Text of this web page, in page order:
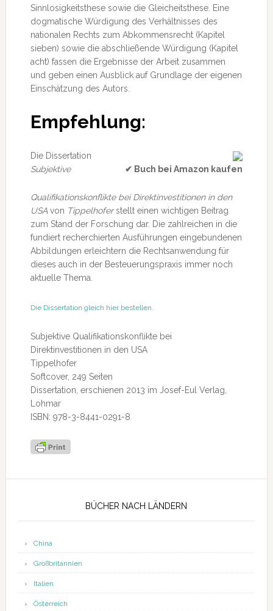
Sinnlosigkeitsthese sowie die Gleicheitsthese. Eine
dogmatische Würdigung des Verhältnisses des
nationalen Rechts zum Abkommensrecht (Kapitel
sieben) sowie die abschließende Würdigung (Kapitel
acht) fassen die Ergebnisse der Arbeit zusammen
und geben einen Ausblick auf Grundlage der eigenen
Einschätzung des Autors.
Empfehlung:
✔ Buch bei Amazon kaufen
Die Dissertation
Subjektive
Qualifikationskonflikte bei Direktinvestitionen in den
USAvon Tippelhoferstellt einen wichtigen Beitrag
zum Stand der Forschung dar. Die zahlreichen in die
fundiert recherchierten Ausführungen eingebundenen
Abbildungen erleichtern die Rechtsanwendung für
dieses auch in der Besteuerungspraxis immer noch
aktuelle Thema.
Die Dissertation gleich hier bestellen.
Subjektive Qualifikationskonflikte bei
Direktinvestitionen in den USA
Tippelhofer
Softcover, 249 Seiten
Dissertation, erschienen 2013 im Josef-Eul Verlag,
Lohmar
ISBN: 978-3-8441-0291-8
BÜCHER NACH LÄNDERN
China
Großbritannien
Italien
Österreich